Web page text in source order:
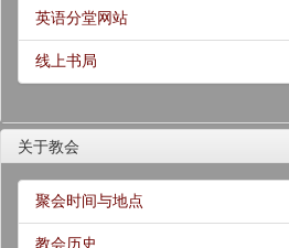
英语分堂网站
线上书局
关于教会
聚会时间与地点
教会历史